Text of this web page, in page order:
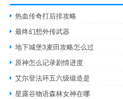
热血传奇打后排攻略
最终幻想外传武器
地下城堡3麦田攻略怎么过
原神怎么记录剧情进度
艾尔登法环五六级锻造是
星露谷物语森林女神在哪